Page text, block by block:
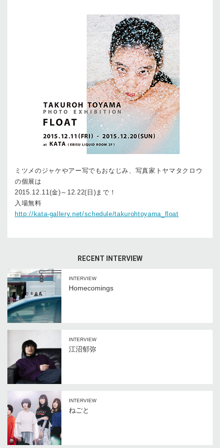
ミツメのジャケやアー写でもおなじみ、写真家トヤマタクロウ
の個展は
2015.12.11(金)～12.22(日)まで！
入場無料
http://kata-gallery.net/schedule/takurohtoyama_float
RECENT INTERVIEW
INTERVIEW
Homecomings
INTERVIEW
江沼郁弥
INTERVIEW
ねごと